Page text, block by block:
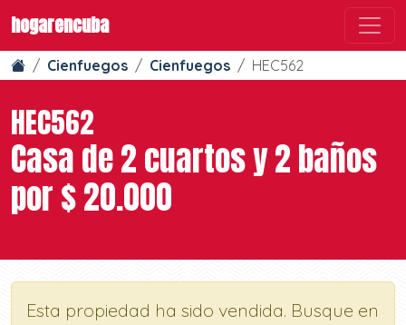
hogarencuba
Cienfuegos Cienfuegos HEC562
HEC562
Casa de 2 cuartos y 2 baños
por $ 20.000
Esta propiedad ha sido vendida. Busque en